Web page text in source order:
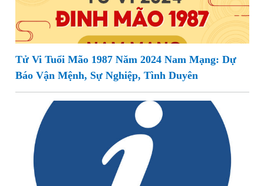
Tử Vi Tuổi Mão 1987 Năm 2024 Nam Mạng: Dự
Báo Vận Mệnh, Sự Nghiệp, Tình Duyên